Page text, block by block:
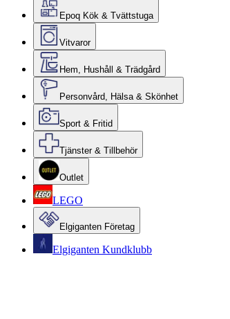
Epoq Kök & Tvättstuga
Vitvaror
Hem, Hushåll & Trädgård
Personvård, Hälsa & Skönhet
Sport & Fritid
Tjänster & Tillbehör
Outlet
LEGO
Elgiganten Företag
Elgiganten Kundklubb